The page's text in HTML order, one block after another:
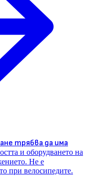
трябва да има
и оборудването на
Не е
при велосипедите.